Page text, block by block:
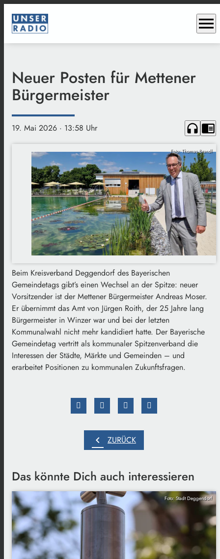
menu
Neuer Posten für Mettener
Bürgermeister
19. Mai 2026 · 13:58 Uhr headphones chrome_reader_mode
Foto: Thomas Brandl
Beim Kreisverband Deggendorf des Bayerischen
Gemeindetags gibt’s einen Wechsel an der Spitze: neuer
Vorsitzender ist der Mettener Bürgermeister Andreas Moser.
Er übernimmt das Amt von Jürgen Roith, der 25 Jahre lang
Bürgermeister in Winzer war und bei der letzten
Kommunalwahl nicht mehr kandidiert hatte. Der Bayerische
Gemeindetag vertritt als kommunaler Spitzenverband die
Interessen der Städte, Märkte und Gemeinden – und
erarbeitet Positionen zu kommunalen Zukunftsfragen.
chevron_left ZURÜCK
Das könnte Dich auch interessieren
Foto: Stadt Deggendorf